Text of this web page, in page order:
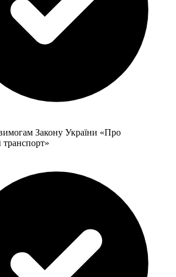
Закону України «Про
транспорт»